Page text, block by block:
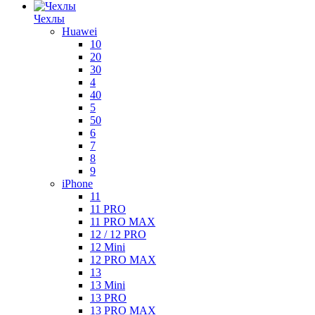
Чехлы
Huawei
10
20
30
4
40
5
50
6
7
8
9
iPhone
11
11 PRO
11 PRO MAX
12 / 12 PRO
12 Mini
12 PRO MAX
13
13 Mini
13 PRO
13 PRO MAX